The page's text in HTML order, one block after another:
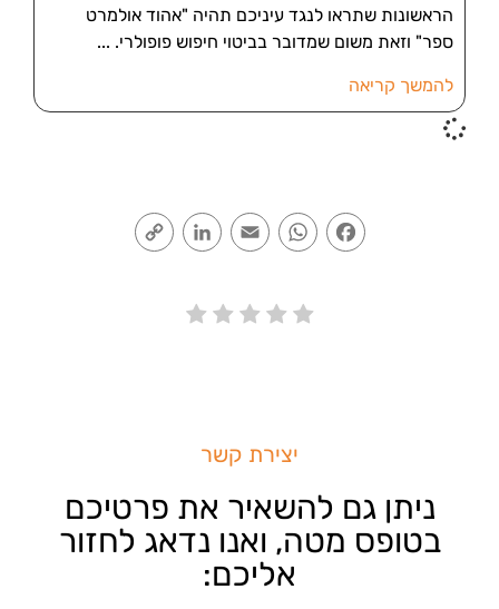
הראשונות שתראו לנגד עיניכם תהיה "אהוד אולמרט
ספר" וזאת משום שמדובר בביטוי חיפוש פופולרי.
להמשך קריאה
Facebook
WhatsApp
Email
LinkedIn
יצירת קשר
ניתן גם להשאיר את פרטיכם
בטופס מטה, ואנו נדאג לחזור
אליכם: